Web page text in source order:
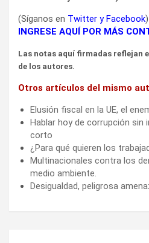
(Síganos en Twitter yFacebook)
INGRESE AQUÍ POR MÁS
Las notas aquí firmadas reflejan
de los autores.
Otros artículos del mismo
Elusión fiscal en la UE, el
Hablar hoy de corrupción sin
corto
¿Para qué quieren los
Multinacionales contra los
medio ambiente.
Desigualdad, peligrosa